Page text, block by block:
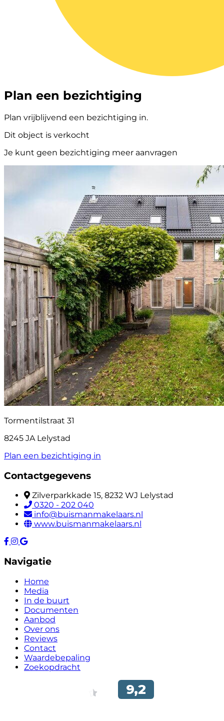
Plan een bezichtiging
Plan vrijblijvend een bezichtiging in.
Dit object is verkocht
Je kunt geen bezichtiging meer aanvragen
Tormentilstraat 31
8245 JA Lelystad
Plan een bezichtiging in
Contactgegevens
Zilverparkkade 15, 8232 WJ Lelystad
0320 - 202 040
info@buismanmakelaars.nl
www.buismanmakelaars.nl
Navigatie
Home
Media
In de buurt
Documenten
Aanbod
Over ons
Reviews
Contact
Waardebepaling
Zoekopdracht